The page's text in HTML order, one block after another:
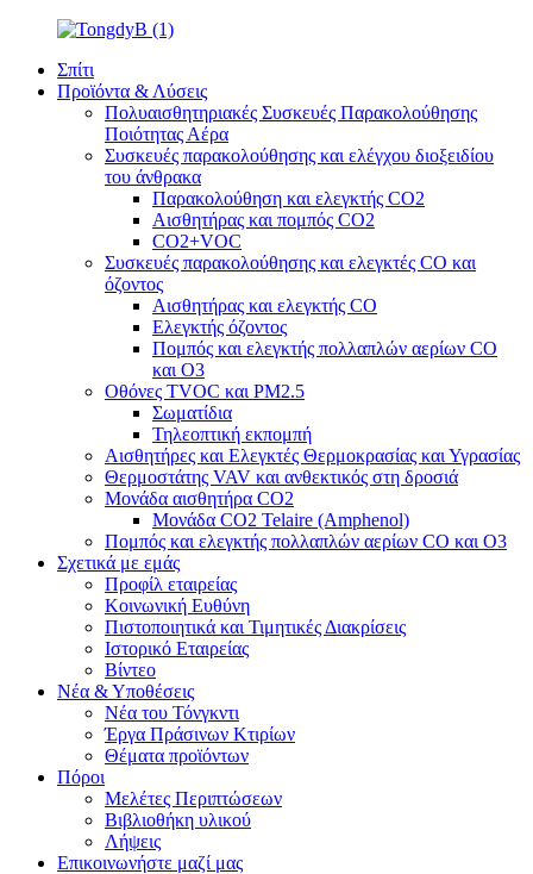
Σπίτι
Προϊόντα & Λύσεις
Πολυαισθητηριακές Συσκευές Παρακολούθησης
Ποιότητας Αέρα
Συσκευές παρακολούθησης και ελέγχου διοξειδίου
του άνθρακα
Παρακολούθηση και ελεγκτής CO2
Αισθητήρας και πομπός CO2
CO2+VOC
Συσκευές παρακολούθησης και ελεγκτές CO και
όζοντος
Αισθητήρας και ελεγκτής CO
Ελεγκτής όζοντος
Πομπός και ελεγκτής πολλαπλών αερίων CO
και O3
Οθόνες TVOC και PM2.5
Σωματίδια
Τηλεοπτική εκπομπή
Αισθητήρες και Ελεγκτές Θερμοκρασίας και Υγρασίας
Θερμοστάτης VAV και ανθεκτικός στη δροσιά
Μονάδα αισθητήρα CO2
Μονάδα CO2 Telaire (Amphenol)
Πομπός και ελεγκτής πολλαπλών αερίων CO και O3
Σχετικά με εμάς
Προφίλ εταιρείας
Κοινωνική Ευθύνη
Πιστοποιητικά και Τιμητικές Διακρίσεις
Ιστορικό Εταιρείας
Βίντεο
Νέα & Υποθέσεις
Νέα του Τόνγκντι
Έργα Πράσινων Κτιρίων
Θέματα προϊόντων
Πόροι
Μελέτες Περιπτώσεων
Βιβλιοθήκη υλικού
Λήψεις
Επικοινωνήστε μαζί μας